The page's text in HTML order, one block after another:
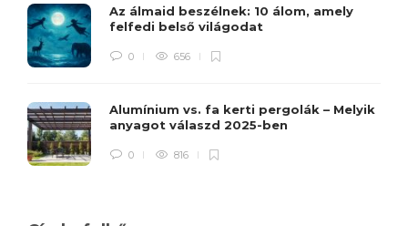
Az álmaid beszélnek: 10 álom, amely
felfedi belső világodat
0 656
Alumínium vs. fa kerti pergolák – Melyik
anyagot válaszd 2025-ben
0 816